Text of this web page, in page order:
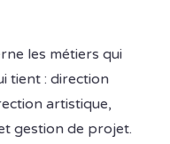
les métiers qui
tient : direction
artistique,
gestion de projet.